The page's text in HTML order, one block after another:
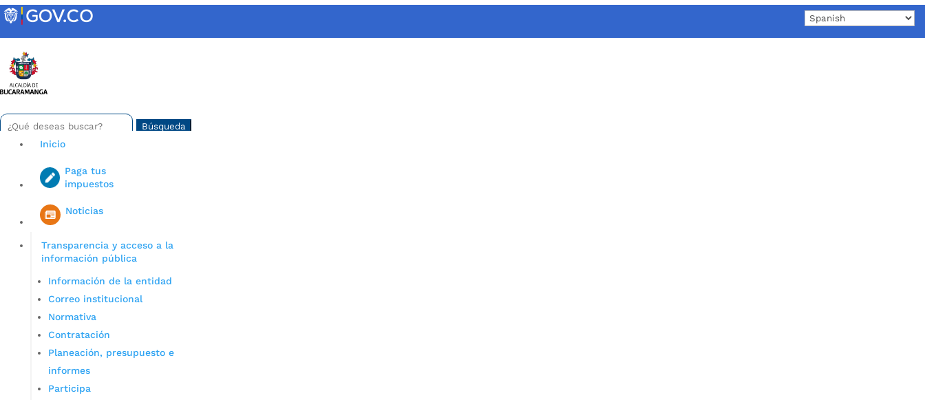
Skip
to
Buscar:
Search
for...
Iniciar sesión en gov co
Inicio
Paga tus
impuestos
Noticias
Transparencia y acceso a la
información pública
Información de la entidad
Correo institucional
Normativa
Contratación
Planeación, presupuesto e
informes
Participa